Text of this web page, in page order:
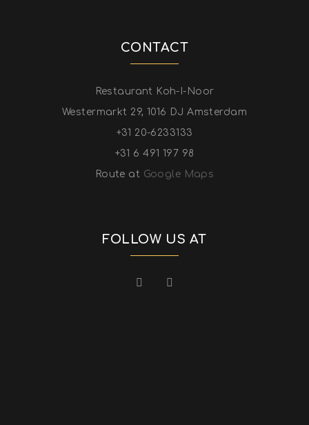
CONTACT
Restaurant Koh-I-Noor
Westermarkt 29, 1016 DJ Amsterdam
+31 20-6233133
+31 6 491 197 98
Route at Google Maps
FOLLOW US AT